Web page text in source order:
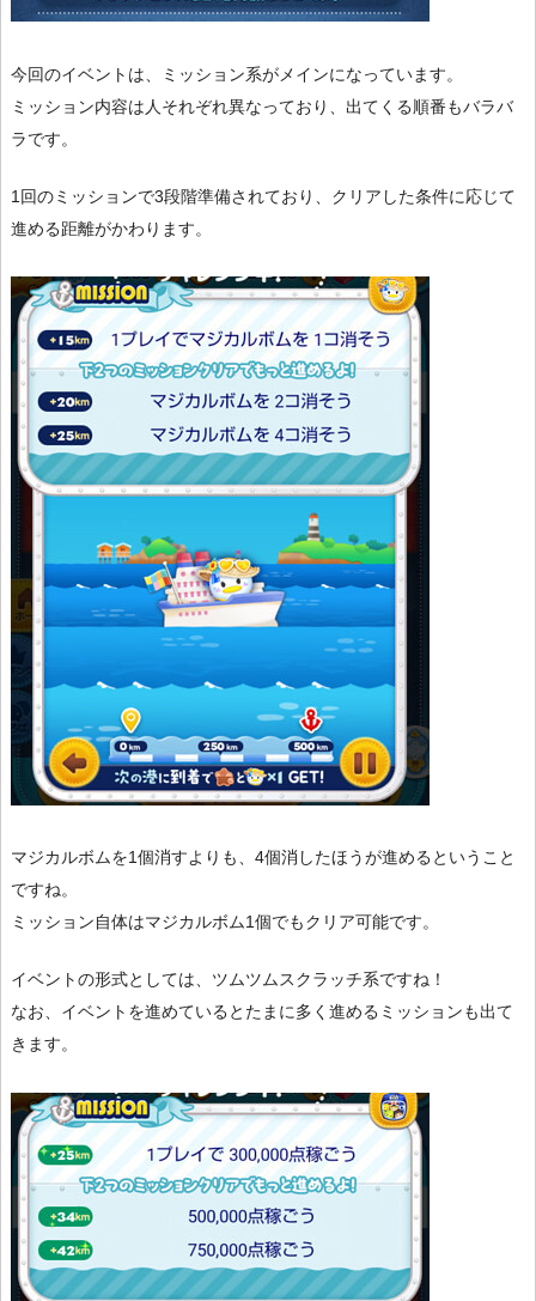
今回のイベントは、ミッション系がメインになっています。
ミッション内容は人それぞれ異なっており、出てくる順番もバラバ
ラです。
1回のミッションで3段階準備されており、クリアした条件に応じて
進める距離がかわります。
マジカルボムを1個消すよりも、4個消したほうが進めるということ
ですね。
ミッション自体はマジカルボム1個でもクリア可能です。
イベントの形式としては、ツムツムスクラッチ系ですね！
なお、イベントを進めているとたまに多く進めるミッションも出て
きます。